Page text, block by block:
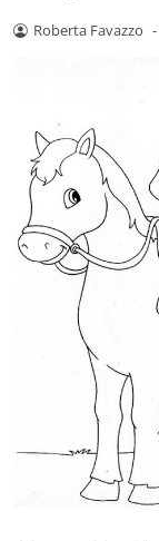
Roberta Favazzo -